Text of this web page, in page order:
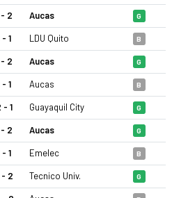
- 2 Aucas G
- 1 LDU Quito B
- 2 Aucas G
- 1 Aucas B
- 1 Guayaquil City G
- 2 Aucas G
- 1 Emelec B
- 2 Tecnico Univ. G